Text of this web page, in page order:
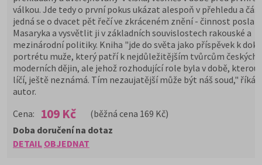
válkou. Jde tedy o první pokus ukázat alespoň v přehledu a
jedná se o dvacet pět řečí ve zkráceném znění - činnost
Masaryka a vysvětlit ji v základních souvislostech rakouské a
mezinárodní politiky. Kniha "jde do světa jako příspěvek k
portrétu muže, který patří k nejdůležitějším tvůrcům českých
moderních dějin, ale jehož rozhodující role byla v době, kterou
líčí, ještě neznámá. Tím nezaujatější může být náš soud," říká
autor.
Cena:
109 Kč (běžná cena 169 Kč)
DETAIL OBJEDNAT
Doba doručení na dotaz